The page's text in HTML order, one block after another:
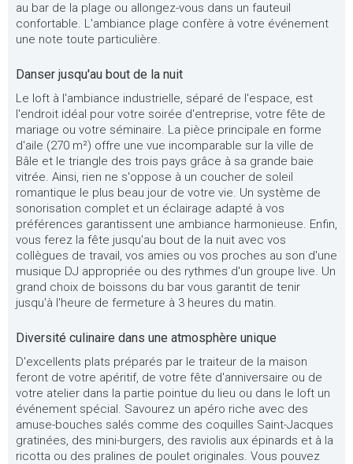
au bar de la plage ou allongez-vous dans un fauteuil
confortable. L'ambiance plage confère à votre événement
une note toute particulière.
Danser jusqu'au bout de la nuit
Le loft à l'ambiance industrielle, séparé de l'espace, est
l'endroit idéal pour votre soirée d'entreprise, votre fête de
mariage ou votre séminaire. La pièce principale en forme
d'aile (270 m²) offre une vue incomparable sur la ville de
Bâle et le triangle des trois pays grâce à sa grande baie
vitrée. Ainsi, rien ne s'oppose à un coucher de soleil
romantique le plus beau jour de votre vie. Un système de
sonorisation complet et un éclairage adapté à vos
préférences garantissent une ambiance harmonieuse. Enfin,
vous ferez la fête jusqu'au bout de la nuit avec vos
collègues de travail, vos amies ou vos proches au son d'une
musique DJ appropriée ou des rythmes d'un groupe live. Un
grand choix de boissons du bar vous garantit de tenir
jusqu'à l'heure de fermeture à 3 heures du matin.
Diversité culinaire dans une atmosphère unique
D'excellents plats préparés par le traiteur de la maison
feront de votre apéritif, de votre fête d'anniversaire ou de
votre atelier dans la partie pointue du lieu ou dans le loft un
événement spécial. Savourez un apéro riche avec des
amuse-bouches salés comme des coquilles Saint-Jacques
gratinées, des mini-burgers, des raviolis aux épinards et à la
ricotta ou des pralines de poulet originales. Vous pouvez